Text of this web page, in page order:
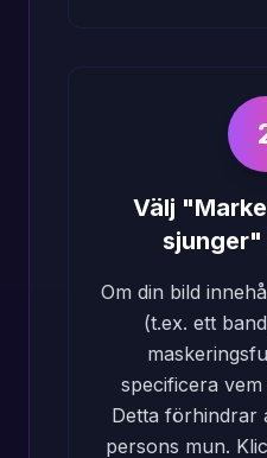
Välj
Om din bild
(t.ex. ett
specificera
Detta förhindrar
persons mun.